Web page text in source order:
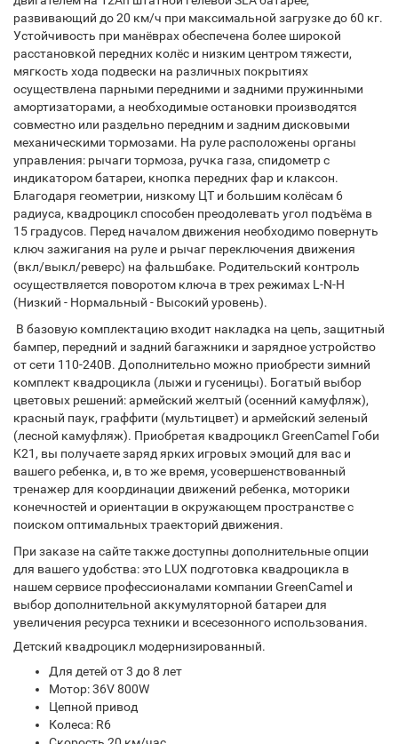
развивающий до 20 км/ч при максимальной загрузке до 60 кг.
Устойчивость при манёврах обеспечена более широкой
расстановкой передних колёс и низким центром тяжести,
мягкость хода подвески на различных покрытиях
осуществлена парными передними и задними пружинными
амортизаторами, а необходимые остановки производятся
совместно или раздельно передним и задним дисковыми
механическими тормозами. На руле расположены органы
управления: рычаги тормоза, ручка газа, спидометр с
индикатором батареи, кнопка передних фар и клаксон.
Благодаря геометрии, низкому ЦТ и большим колёсам 6
радиуса, квадроцикл способен преодолевать угол подъёма в
15 градусов. Перед началом движения необходимо повернуть
ключ зажигания на руле и рычаг переключения движения
(вкл/выкл/реверс) на фальшбаке. Родительский контроль
осуществляется поворотом ключа в трех режимах L-N-H
(Низкий - Нормальный - Высокий уровень).
В базовую комплектацию входит накладка на цепь, защитный
бампер, передний и задний багажники и зарядное устройство
от сети 110-240В. Дополнительно можно приобрести зимний
комплект квадроцикла (лыжи и гусеницы). Богатый выбор
цветовых решений: армейский желтый (осенний камуфляж),
красный паук, граффити (мультицвет) и армейский зеленый
(лесной камуфляж). Приобретая квадроцикл GreenCamel Гоби
K21, вы получаете заряд ярких игровых эмоций для вас и
вашего ребенка, и, в то же время, усовершенствованный
тренажер для координации движений ребенка, моторики
конечностей и ориентации в окружающем пространстве с
поиском оптимальных траекторий движения.
При заказе на сайте также доступны дополнительные опции
для вашего удобства: это LUX подготовка квадроцикла в
нашем сервисе профессионалами компании GreenCamel и
выбор дополнительной аккумуляторной батареи для
увеличения ресурса техники и всесезонного использования.
Детский квадроцикл модернизированный.
Для детей от 3 до 8 лет
Мотор: 36V 800W
Цепной привод
Колеса: R6